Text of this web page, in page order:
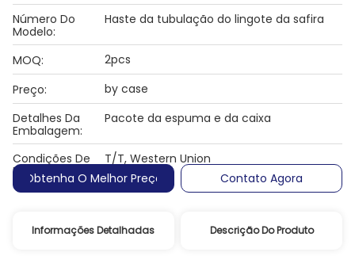
Número Do
Modelo:
Haste da tubulação do lingote da safira
MOQ:
2pcs
Preço:
by case
Detalhes Da
Embalagem:
Pacote da espuma e da caixa
Condições De
Pagamento:
T/T, Western Union
Obtenha O Melhor Preço
Contato Agora
Informações Detalhadas Descrição Do Produto